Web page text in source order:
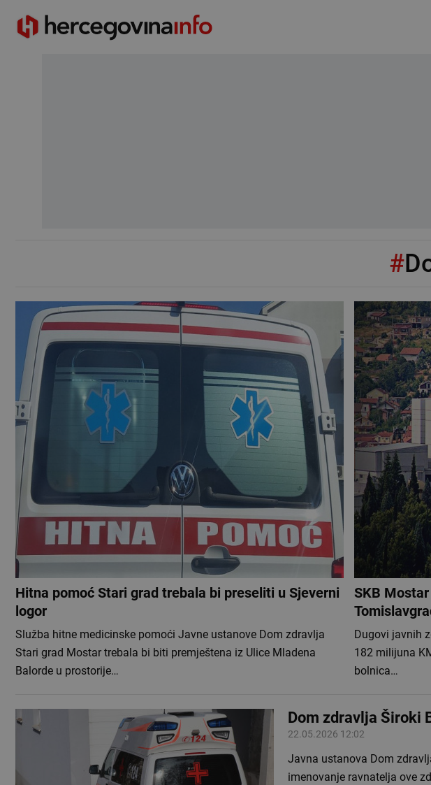
#
Hitna pomoć Stari grad trebala bi preseliti u Sjeverni
logor
Služba hitne medicinske pomoći Javne ustanove Dom zdravlja
Stari grad Mostar trebala bi biti premještena iz Ulice Mladena
Balorde u prostorije…
SKB
Dugovi javnih
182 milijuna
bolnica…
Dom zdravlja Široki
22.05.2026 12:02
Javna ustanova Dom
imenovanje ravnatelja ove